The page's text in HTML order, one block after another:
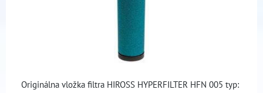
Originálna vložka filtra HIROSS HYPERFILTER HFN 005 typ: